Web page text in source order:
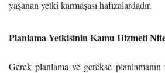
yaşanan yetki karmaşası hafızalardadır.
Planlama Yetkisinin Kamu Hizmeti
Gerek planlama ve gerekse planlamanın